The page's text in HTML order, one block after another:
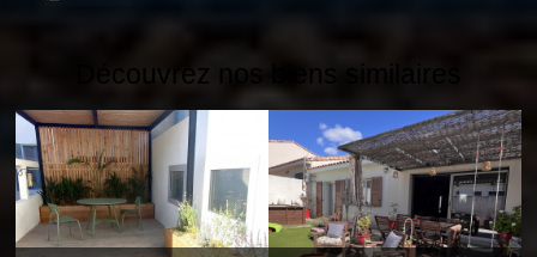
Découvrez nos biens similaires